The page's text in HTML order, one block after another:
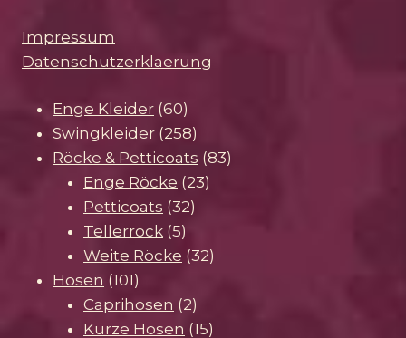
Impressum
Datenschutzerklaerung
Enge Kleider 6060
Produkte
Swingkleider 258258
Produkte
Röcke & Petticoats 8383
Enge Röcke 2323
Petticoats 3232
Tellerrock 55
Produkte
Weite Röcke 3232
Hosen 101101
Produkte
Caprihosen 22
Produkte
Kurze Hosen 1515